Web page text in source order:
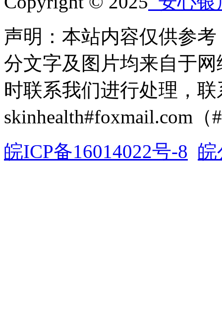
声明：本站内容仅供参
分文字及图片均来自于
时联系我们进行处理，
skinhealth#foxmail.com（
皖ICP备16014022号-8 皖